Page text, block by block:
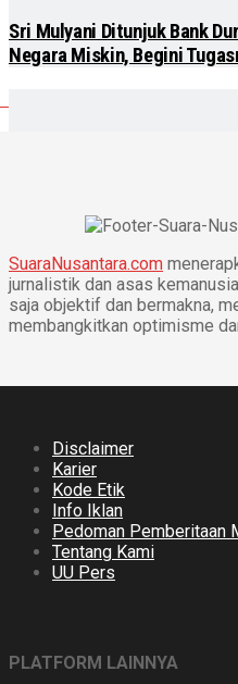
Sri Mulyani Ditunjuk Bank
Negara Miskin, Begini
SuaraNusantara.com
jurnalistik dan asas
saja objektif dan bermakna,
membangkitkan optimisme
Disclaimer
Karier
Kode Etik
Info Iklan
Pedoman Pemberitaan
Tentang Kami
UU Pers
PLATFORM LAINNYA